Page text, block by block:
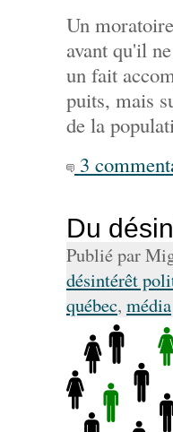
Un
avant qu'il
un fait
puits, mais
de la
3
Du
Publié par
désintérêt
québec, média